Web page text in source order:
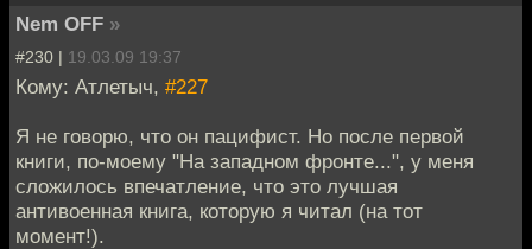
Nem OFF »
#230 | 19.03.09 19:37
Кому: Атлетыч, #227
Я не говорю, что он пацифист. Но после первой
книги, по-моему "На западном фронте...", у меня
сложилось впечатление, что это лучшая
антивоенная книга, которую я читал (на тот
момент!).